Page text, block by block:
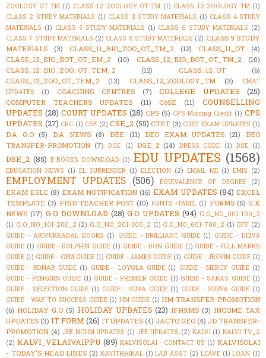
ZOOLOGY OT EM (1) CLASS 12 ZOOLOGY OT TM (1) CLASS 12 ZOOLOGY TM (1)
CLASS 2 STUDY MATERIALS (1) CLASS 3 STUDY MATERIALS (1) CLASS 4 STUDY
MATERIALS (1) CLASS 5 STUDY MATERIALS (1) CLASS 6 STUDY MATERIALS (2)
CLASS 7 STUDY MATERIALS (2) CLASS 8 STUDY MATERIALS (2) CLASS 9 STUDY
MATERIALS
(3) CLASS_11_BIO_ZOO_OT_TM_2 (12) CLASS_11_OT
(4)
CLASS_12_BIO_BOT_OT_EM_2
(10) CLASS_12_BIO_BOT_OT_TM_2
(10)
CLASS_12_BIO_ZOO_OT_TEM_2
(12) CLASS_12_OT
(6)
CLASS_12_ZOO_OT_TEM_2
(13) CLASS_12_ZOOLOGY_TM (3)
CMAT
UPDATES
(1) COACHING CENTRES (7) COLLEGE UPDATES (25)
COMPUTER TEACHERS UPDATES (11) CoSE (11)
COUNSELLING
UPDATES (28) COURT UPDATES (28) CPS (5) CPS Missing Credit (1) CPS
UPDATES (27) CRC (1) CSE (2) CSE_2 (55) CTET (3) CUET EXAM UPDATES (1)
D.A G.O (5) D.A NEWS (8) DEE (11) DEO EXAM UPDATES (21)
DEO
TRANSFER-PROMOTION (7) DGE (1) DGE_2 (14) DRESS_CODE (1) DSE (1)
DSE_2 (85) E-BOOKS DOWNLOAD (1) EDU UPDATES (1568)
EDUCATION NEWS (1) EL SURRENDER (1) ELECTION (2) EMAIL ME (1) EMIS (2)
EMPLOYMENT UPDATES (506) EQUIVALENCE OF DEGREE (2)
EXAM ESLC (8) EXAM NOTIFICATION (16) EXAM UPDATES (84) EXCEL
TEMPLATE (3) FIND TEACHER POST (10) FONTS -TAMIL (1) FORMS (5) G.K
NEWS (17) G.O DOWNLOAD (28) G.O UPDATES (94) G.O_NO_001-100_2
(1) G.O_NO_101-200_2 (2) G.O_NO_201-300_2 (1) G.O_NO_601-700_2 (1) GPF (2)
GUIDE - ARIVUKKADAL BOOKS (1) GUIDE - BRILLIANT GUIDE (1) GUIDE - DEIVA
GUIDE (1) GUIDE - DOLPHIN GUIDE (1) GUIDE - DON GUIDE (1) GUIDE - FULL MARKS
GUIDE (1) GUIDE - GEM GUIDE (1) GUIDE - JAMES GUIDE (1) GUIDE - JESVIN GUIDE (1)
GUIDE - KONAR GUIDE (1) GUIDE - LOYOLA GUIDE (1) GUIDE - MERCY GUIDE (1)
GUIDE - PENGUIN GUIDE (1) GUIDE - PREMIER GUIDE (1) GUIDE - SARAS GUIDE (1)
GUIDE - SELECTION GUIDE (1) GUIDE - SURA GUIDE (1) GUIDE - SURYA GUIDE (1)
GUIDE - WAY TO SUCCESS GUIDE (1) HM GUIDE (1) HM TRANSFER-PROMOTION
(6) HOLIDAY G.O (5) HOLIDAY UPDATES (23) IFHRMS (3) INCOME TAX
UPDATES (3) IT FORM (26) IT UPDATES (4) JACTO GEO (4) JD TRANSFER-
PROMOTION (4) JEE NCHM UPDATES (1) JEE UPDATES (2) KALVI (1) KALVI TV_2
(2) KALVI_VELAIVAIPPU (89) KALVISOLAI - CONTACT US (1) KALVISOLAI
- TODAY'S HEAD LINES (3) KAVITHAIKAL (1) LAB ASST (2) LEAVE (1) LOAN (1)